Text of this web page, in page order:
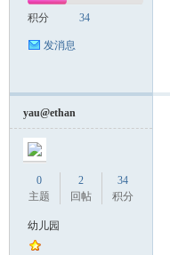
积分 34
发消息
yau@ethan
0
主题
2
回帖
34
积分
幼儿园